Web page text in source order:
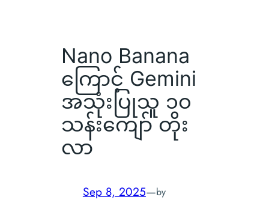
Nano Banana
ကြောင့် Gemini
အသုံးပြုသူ ၁၀
သန်းကျော် တိုး
လာ
Sep 8, 2025—by